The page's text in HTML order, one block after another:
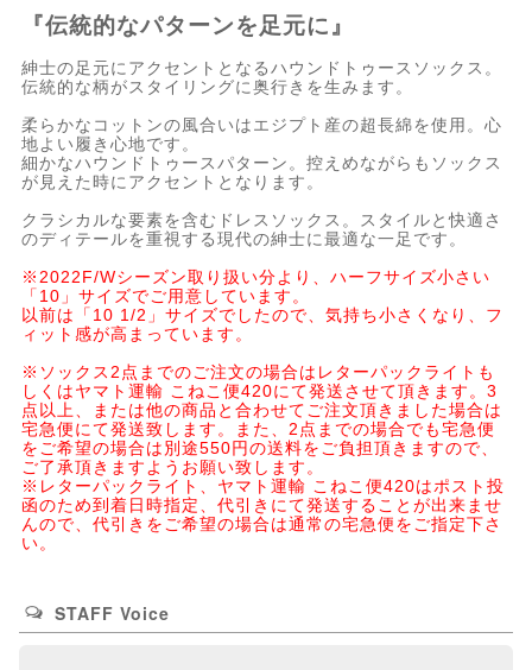
『伝統的なパターンを足元に』
紳士の足元にアクセントとなるハウンドトゥースソックス。
伝統的な柄がスタイリングに奥行きを生みます。
柔らかなコットンの風合いはエジプト産の超長綿を使用。心
地よい履き心地です。
細かなハウンドトゥースパターン。控えめながらもソックス
が見えた時にアクセントとなります。
クラシカルな要素を含むドレスソックス。スタイルと快適さ
のディテールを重視する現代の紳士に最適な一足です。
※2022F/Wシーズン取り扱い分より、ハーフサイズ小さい
「10」サイズでご用意しています。
以前は「10 1/2」サイズでしたので、気持ち小さくなり、フ
ィット感が高まっています。
※ソックス2点までのご注文の場合はレターパックライトも
しくはヤマト運輸 こねこ便420にて発送させて頂きます。3
点以上、または他の商品と合わせてご注文頂きました場合は
宅急便にて発送致します。また、2点までの場合でも宅急便
をご希望の場合は別途550円の送料をご負担頂きますので、
ご了承頂きますようお願い致します。
※レターパックライト、ヤマト運輸 こねこ便420はポスト投
函のため到着日時指定、代引きにて発送することが出来ませ
んので、代引きをご希望の場合は通常の宅急便をご指定下さ
い。
STAFF Voice